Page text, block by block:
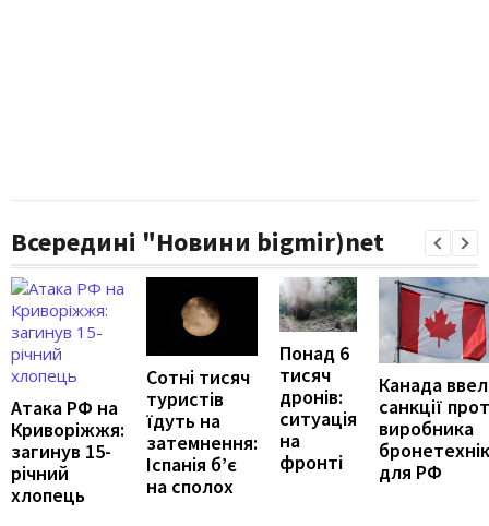
Всередині "Новини bigmir)net
Атака РФ на
Криворіжжя:
загинув 15-
річний
хлопець
Сотні тисяч
туристів
їдуть на
затемнення:
Іспанія б’є
на сполох
Понад 6
тисяч
дронів:
ситуація
на
фронті
Канада
санкції
виробника
для РФ